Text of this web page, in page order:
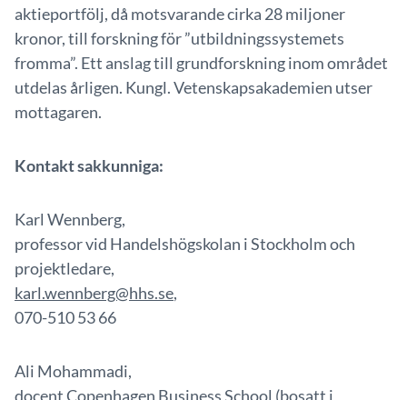
aktieportfölj, då motsvarande cirka 28 miljoner
kronor, till forskning för ”utbildningssystemets
fromma”. Ett anslag till grundforskning inom området
utdelas årligen. Kungl. Vetenskapsakademien utser
mottagaren.
Kontakt sakkunniga:
Karl Wennberg,
professor vid Handelshögskolan i Stockholm och
projektledare,
karl.wennberg@hhs.se,
070-510 53 66
Ali Mohammadi,
docent Copenhagen Business School (bosatt i